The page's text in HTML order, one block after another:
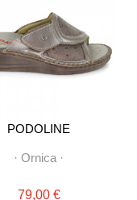
PODOLINE
· Ornica ·
79,00 €